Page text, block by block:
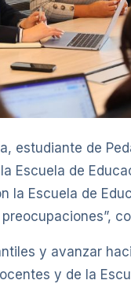
estudiante de
de
la Escuela de
y avanzar
y de la